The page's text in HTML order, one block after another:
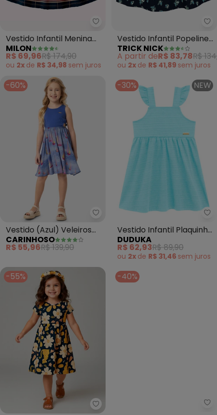
Milon - Vestido Infantil Menina
Vestido Infantil Menina
Flores (Azul)
MILON
R$ 69,96R$ 174,90
ou 2x de R$ 34,98 sem juros
Vestido Infantil Popeline
com Laço (Azul)
TRICK NICK
A partir deR$ 83,78R$
ou 2x de R$ 41,89 sem juros
-60%
Carinhoso - Vestido (Azul)
Vestido (Azul) Veleiros
com Vazado
CARINHOSO
R$ 55,96R$ 139,90
-30% NEW
Vestido Infantil Plaquinha
Mangas Babado (Azul)
DUDUKA
R$ 62,93R$ 89,90
ou 2x de R$ 31,46 sem juros
-55%
Kyly - Vestido Infatil Menina
-40%